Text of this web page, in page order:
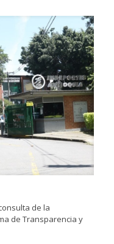
de la
de Transparencia y